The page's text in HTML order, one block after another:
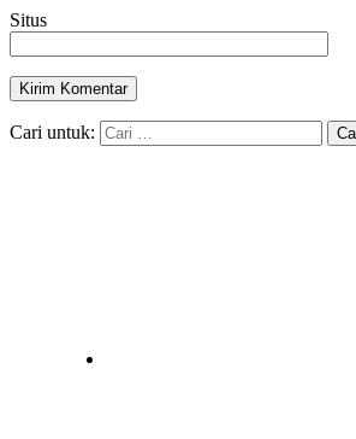
Situs
Cari untuk: